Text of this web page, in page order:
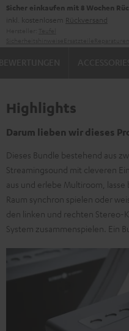
Sicher einkaufen mit 8 Wochen
inkl. kostenlosem Rückversand
Highlights
Darum lieben wir dieses
Dieses Bundle bestehend aus
Streamingsound mit cleveren
aus und erlebe Multiroom, lasse
Raum synchron spielen oder
den linken und rechten Stereo-
System zusammenspielen. Ein